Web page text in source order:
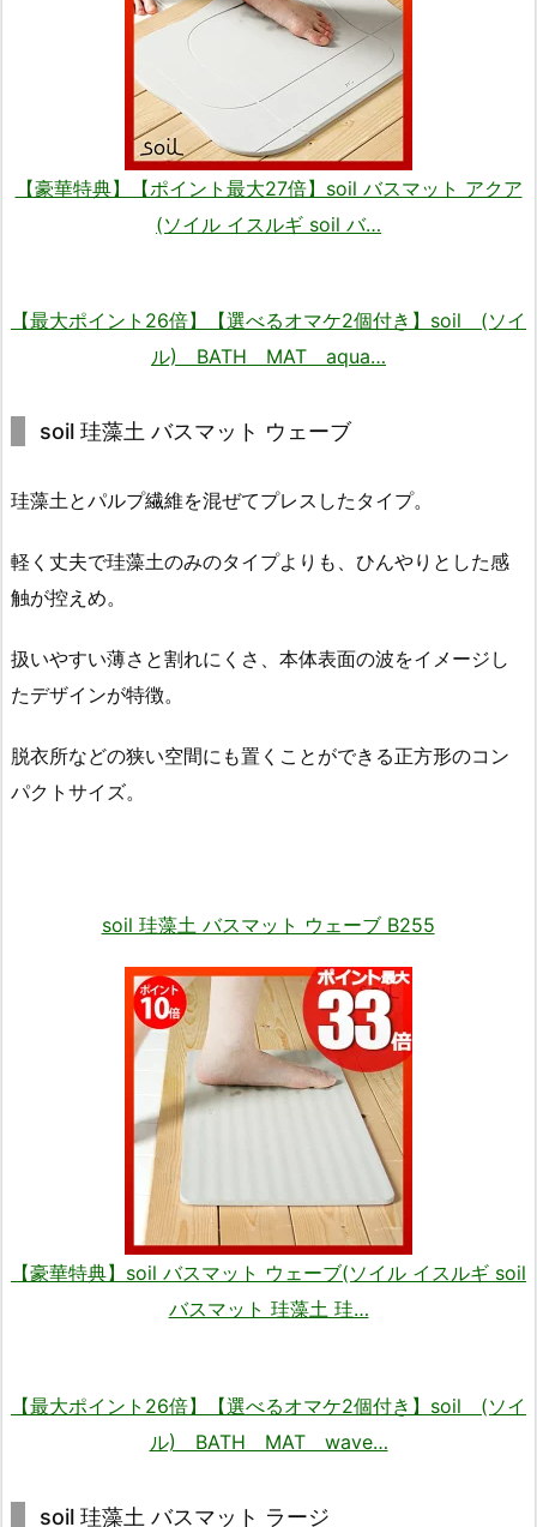
【豪華特典】【ポイント最大27倍】soil バスマット アクア
(ソイル イスルギ soil バ…
【最大ポイント26倍】【選べるオマケ2個付き】soil (ソイ
ル) BATH MAT aqua…
soil 珪藻土 バスマット ウェーブ
珪藻土とパルプ繊維を混ぜてプレスしたタイプ。
軽く丈夫で珪藻土のみのタイプよりも、ひんやりとした感
触が控えめ。
扱いやすい薄さと割れにくさ、本体表面の波をイメージし
たデザインが特徴。
脱衣所などの狭い空間にも置くことができる正方形のコン
パクトサイズ。
soil 珪藻土 バスマット ウェーブ B255
【豪華特典】soil バスマット ウェーブ(ソイル イスルギ soil
バスマット 珪藻土 珪…
【最大ポイント26倍】【選べるオマケ2個付き】soil (ソイ
ル) BATH MAT wave…
soil 珪藻土 バスマット ラージ